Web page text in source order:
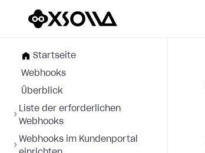
Startseite
Webhooks
Überblick
Liste der erforderlichen
Webhooks
Webhooks im Kundenportal